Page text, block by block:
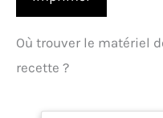
Où trouver le matériel
recette ?